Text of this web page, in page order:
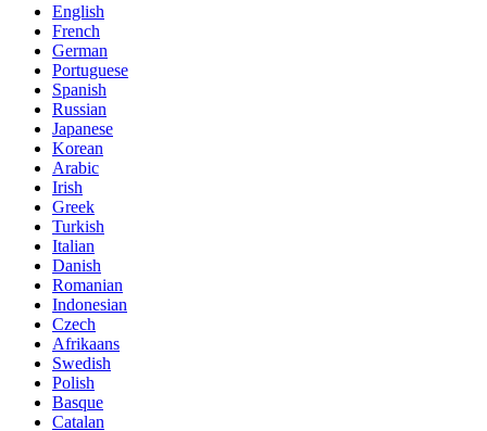
English
French
German
Portuguese
Spanish
Russian
Japanese
Korean
Arabic
Irish
Greek
Turkish
Italian
Danish
Romanian
Indonesian
Czech
Afrikaans
Swedish
Polish
Basque
Catalan